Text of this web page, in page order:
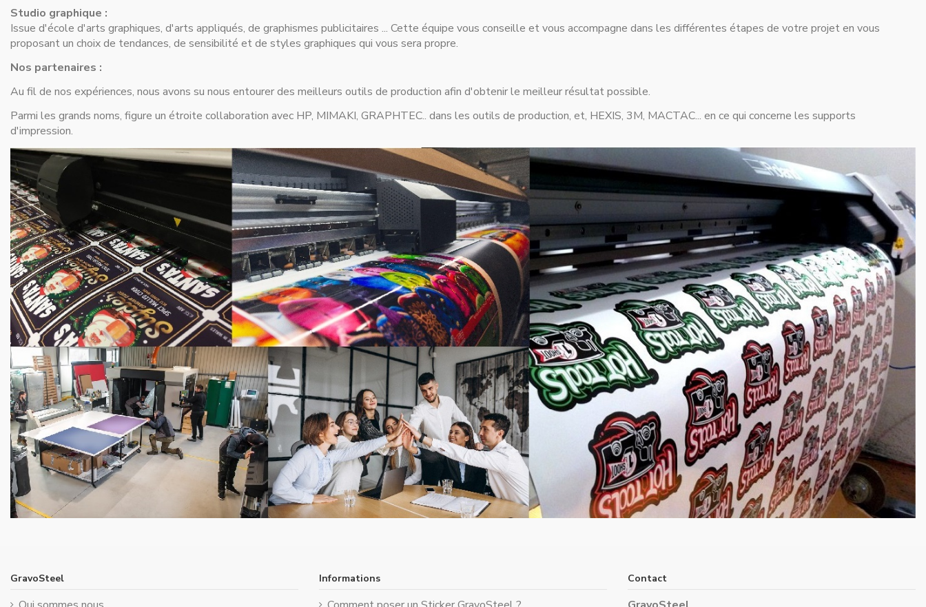
Studio graphique :
Issue d'école d'arts graphiques, d'arts appliqués, de graphismes publicitaires ... Cette équipe vous conseille et vous accompagne dans les différentes étapes de votre projet en vous
proposant un choix de tendances, de sensibilité et de styles graphiques qui vous sera propre.
Nos partenaires :
Au fil de nos expériences, nous avons su nous entourer des meilleurs outils de production afin d'obtenir le meilleur résultat possible.
Parmi les grands noms, figure un étroite collaboration avec HP, MIMAKI, GRAPHTEC.. dans les outils de production, et, HEXIS, 3M, MACTAC... en ce qui concerne les supports
d'impression.
GravoSteel Informations Contact